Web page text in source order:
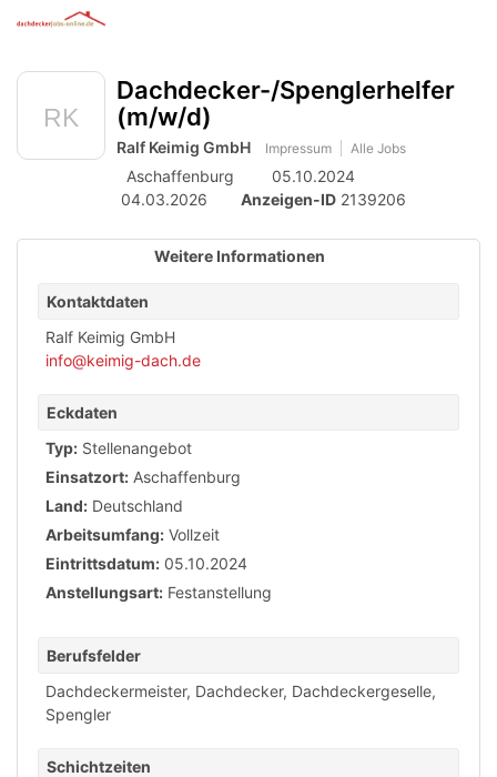
Accessibility
Navigation
Inhalt
von
Endgerät
aus
Dachdecker-/Spenglerhelfer
(m/w/d)
Ralf Keimig GmbH Impressum Alle Jobs
Aschaffenburg
05.10.2024
04.03.2026
Anzeigen-ID 2139206
Weitere Informationen
Kontaktdaten
Ralf Keimig GmbH
info@keimig-dach.de
Eckdaten
Typ: Stellenangebot
Einsatzort: Aschaffenburg
Land: Deutschland
Arbeitsumfang: Vollzeit
Eintrittsdatum: 05.10.2024
Anstellungsart: Festanstellung
Berufsfelder
Dachdeckermeister, Dachdecker, Dachdeckergeselle,
Spengler
Schichtzeiten